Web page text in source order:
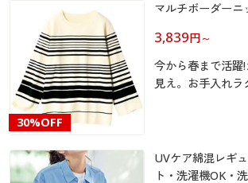
大きいサイズ 事務・制服
カタログ・チラシからのご注文
デジタルカタログ
カタログ無料プレゼント
マイページ
カタログ無料プレゼント
会員メニュー
マイページ
閲覧履歴
マルチボーダーニ
30%OFF
3,839円 ～
今から春まで活躍
見え。お手入れラ
UVケア綿混レギ
ト・洗濯機OK・